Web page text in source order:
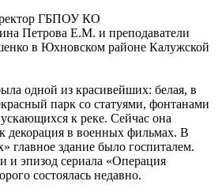
ГБПОУ КО
Петрова Е.М. и преподаватели
в Юхновском районе Калужской
одной из красивейших: белая, в
парк со статуями, фонтанами
к реке. Сейчас она
декорация в военных фильмах. В
главное здание было госпиталем.
и эпизод сериала «Операция
состоялась недавно.